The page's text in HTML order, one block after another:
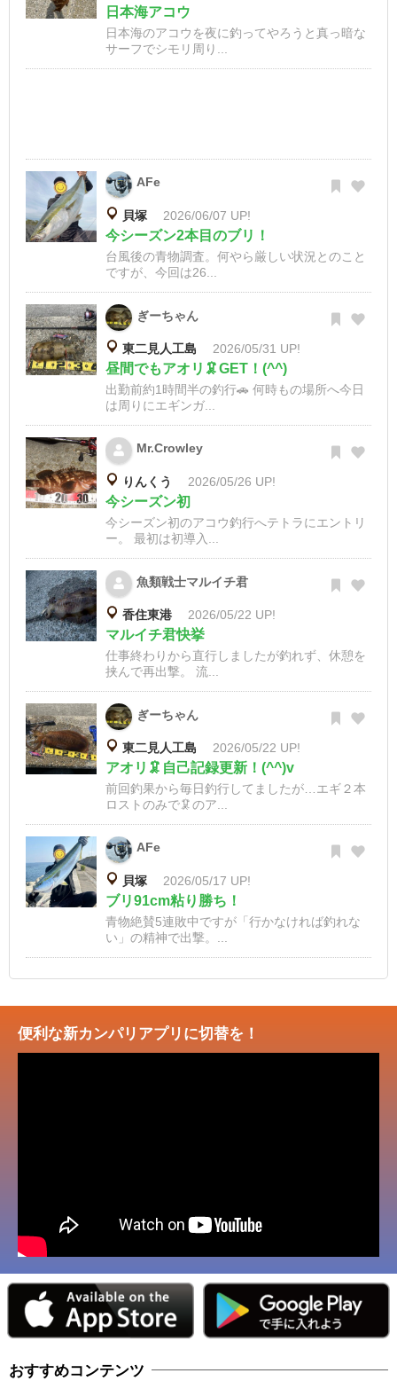
日本海アコウ
日本海のアコウを夜に釣ってやろうと真っ暗な
サーフでシモリ周り...
AFe
貝塚 2026/06/07 UP!
今シーズン2本目のブリ！
台風後の青物調査。何やら厳しい状況とのこと
ですが、今回は26...
ぎーちゃん
東二見人工島 2026/05/31 UP!
昼間でもアオリ🦑GET！(^^)
出勤前約1時間半の釣行🚗 何時もの場所へ今日
は周りにエギンガ...
Mr.Crowley
りんくう 2026/05/26 UP!
今シーズン初
今シーズン初のアコウ釣行へテトラにエントリ
ー。 最初は初導入...
魚類戦士マルイチ君
香住東港 2026/05/22 UP!
マルイチ君快挙
仕事終わりから直行しましたが釣れず、休憩を
挟んで再出撃。 流...
ぎーちゃん
東二見人工島 2026/05/22 UP!
アオリ🦑自己記録更新！(^^)v
前回釣果から毎日釣行してましたが…エギ２本
ロストのみで🦑のア...
AFe
貝塚 2026/05/17 UP!
ブリ91cm粘り勝ち！
青物絶賛5連敗中ですが「行かなければ釣れな
い」の精神で出撃。...
便利な新カンパリアプリに切替を！
おすすめコンテンツ